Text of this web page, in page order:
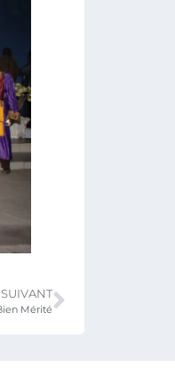
SUIVANT
Mérité